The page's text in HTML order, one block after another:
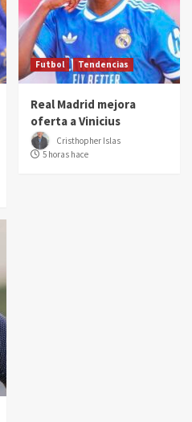
Futbol Tendencias
Real Madrid mejora
oferta a Vinicius
Cristhopher Islas
5 horas hace